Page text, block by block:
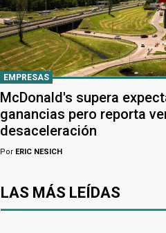
EMPRESAS
McDonald's supera
ganancias pero reporta
desaceleración
Por ERIC NESICH
LAS MÁS LEÍDAS